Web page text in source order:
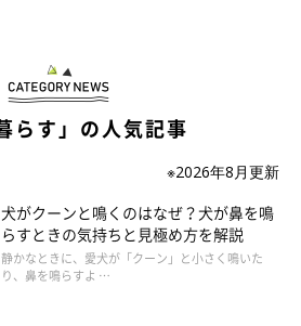
のスクリーンショット
「しばいぬの1日」
いぬがかわいすぎる♡
らす」の人気記事
※2026年8月更新
犬がクーンと鳴くのはなぜ？犬が鼻を鳴
らすときの気持ちと見極め方を解説
静かなときに、愛犬が「クーン」と小さく鳴いた
り、鼻を鳴らすよ …